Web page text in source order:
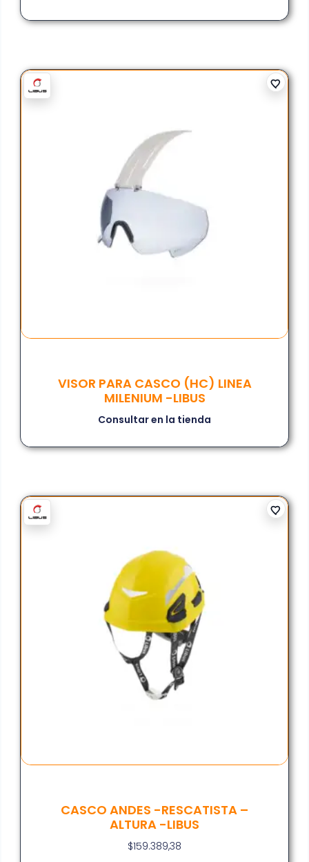
VISOR PARA CASCO (HC) LINEA
MILENIUM -LIBUS
Consultar en la tienda
CASCO ANDES -RESCATISTA –
ALTURA -LIBUS
$159.389,38